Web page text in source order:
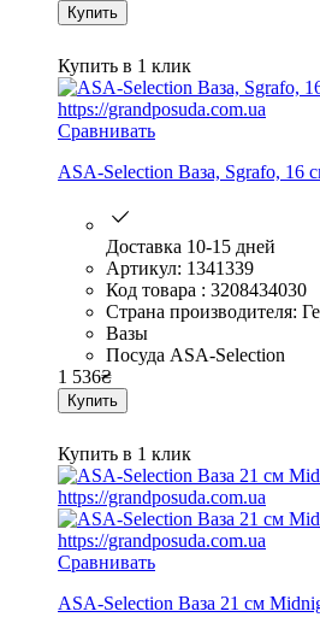
Купить
Купить в 1 клик
Сравнивать
ASA-Selection Ваза, Sgrafo, 16
Доставка 10-15 дней
Артикул: 1341339
Код товара : 3208434030
Страна производителя:
Вазы
Посуда ASA-Selection
1 536₴
Купить
Купить в 1 клик
Сравнивать
ASA-Selection Ваза 21 см